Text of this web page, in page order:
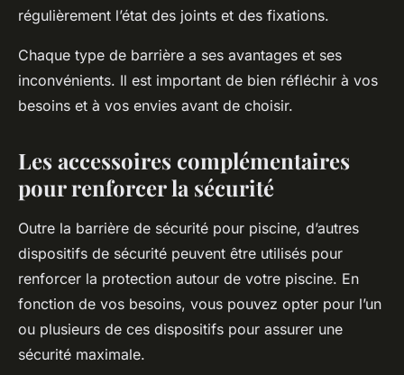
régulièrement l’état des joints et des fixations.
Chaque type de barrière a ses avantages et ses
inconvénients. Il est important de bien réfléchir à vos
besoins et à vos envies avant de choisir.
Les accessoires complémentaires
pour renforcer la sécurité
Outre la barrière de sécurité pour piscine, d’autres
dispositifs de sécurité peuvent être utilisés pour
renforcer la protection autour de votre piscine. En
fonction de vos besoins, vous pouvez opter pour l’un
ou plusieurs de ces dispositifs pour assurer une
sécurité maximale.